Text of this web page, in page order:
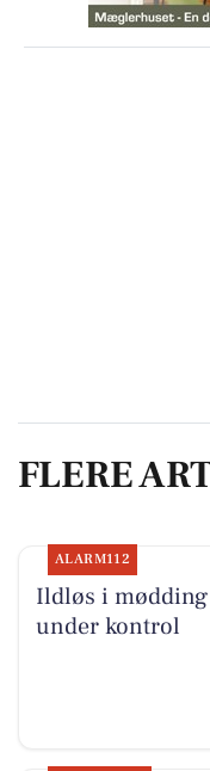
FLERE
ALARM112
Ildløs i mødding
under kontrol